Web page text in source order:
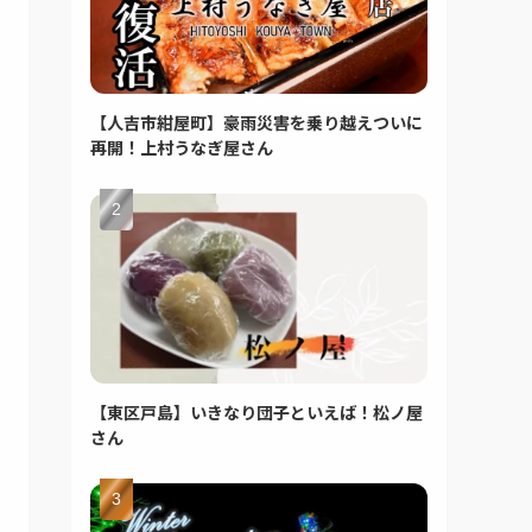
【人吉市紺屋町】豪雨災害を乗り越えついに
再開！上村うなぎ屋さん
【東区戸島】いきなり団子といえば！松ノ屋
さん